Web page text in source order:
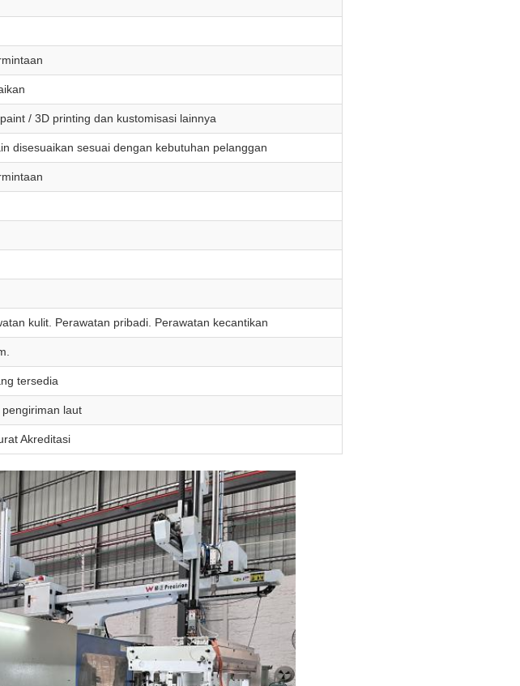
/ 3D printing dan kustomisasi lainnya
disesuaikan sesuai dengan kebutuhan pelanggan
kulit. Perawatan pribadi. Perawatan kecantikan
tersedia
laut
Akreditasi